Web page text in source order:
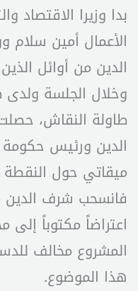
بدا وزيرا
الأعمال أمين سلام
الدين من أوائل
وخلال الجلسة
طاولة النقاش،
الدين ورئيس
ميقاتي حول النقطة
فانسحب شرف الدين
اعتراضاً مكتوباً إلى
المشروع مخالف
هذا الموضوع.